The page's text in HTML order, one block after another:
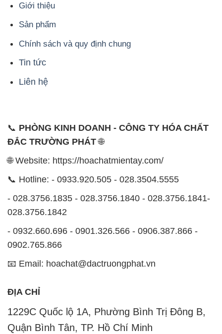
Giới thiệu
Sản phẩm
Chính sách và quy định chung
Tin tức
Liên hệ
📞 PHÒNG KINH DOANH - CÔNG TY HÓA CHẤT
ĐẮC TRƯỜNG PHÁT🌐
🌐 Website: https://hoachatmientay.com/
📞 Hotline: - 0933.920.505 - 028.3504.5555
- 028.3756.1835 - 028.3756.1840 - 028.3756.1841-
028.3756.1842
- 0932.660.696 - 0901.326.566 - 0906.387.866 -
0902.765.866
📧 Email: hoachat@dactruongphat.vn
ĐỊA CHỈ
1229C Quốc lộ 1A, Phường Bình Trị Đông B,
Quận Bình Tân, TP. Hồ Chí Minh